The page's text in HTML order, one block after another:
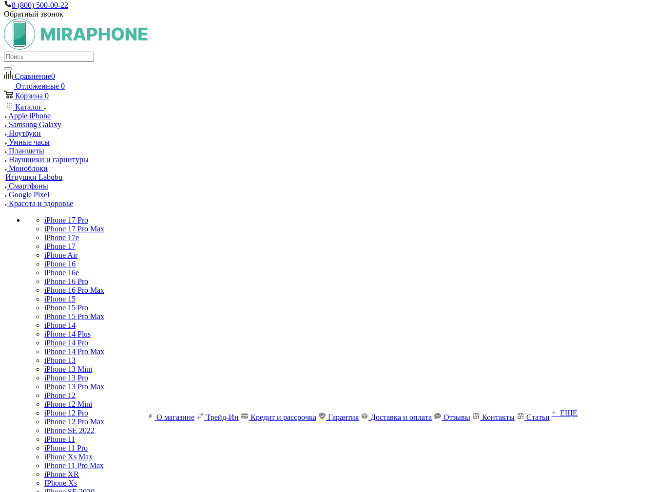
8 (800) 500-00-22
Обратный звонок
Сравнение0
Отложенные 0
Корзина 0
Каталог
Apple iPhone
Samsung Galaxy
Ноутбуки
Умные часы
Планшеты
Наушники и гарнитуры
Моноблоки
Игрушки Labubu
Смартфоны
Google Pixel
Красота и здоровье
iPhone 17 Pro
iPhone 17 Pro Max
iPhone 17e
iPhone 17
iPhone Air
iPhone 16
iPhone 16e
iPhone 16 Pro
iPhone 16 Pro Max
iPhone 15
iPhone 15 Pro
iPhone 15 Pro Max
iPhone 14
iPhone 14 Plus
iPhone 14 Pro
iPhone 14 Pro Max
iPhone 13
iPhone 13 Mini
iPhone 13 Pro
iPhone 13 Pro Max
iPhone 12
iPhone 12 Mini
iPhone 12 Pro
iPhone 12 Pro Max
iPhone SE 2022
iPhone 11
iPhone 11 Pro
iPhone Xs Max
iPhone 11 Pro Max
iPhone XR
IPhone Xs
О магазине Трейд-Ин Кредит и рассрочка Гарантия Доставка и оплата Отзывы Контакты Статьи
+ ЕЩЕ